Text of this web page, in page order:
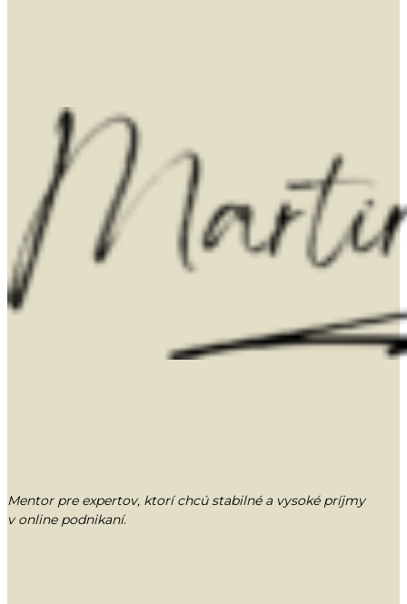
Mentor pre expertov, ktorí chcú stabilné a vysoké príjmy
v online podnikaní.